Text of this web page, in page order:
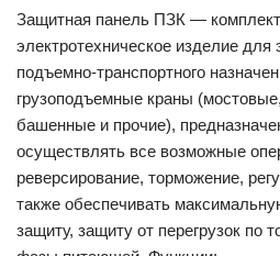
Защитная панель ПЗК —
электротехническое изделие
подъемно-транспортного
грузоподъемные краны
башенные и прочие),
осуществлять все возможные
реверсирование, торможение,
также обеспечивать
защиту, защиту от перегрузок по